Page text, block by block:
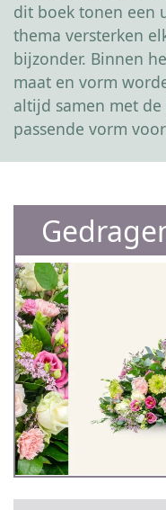
dit boek tonen een
thema versterken
bijzonder. Binnen
maat en vorm
altijd samen met
passende vorm